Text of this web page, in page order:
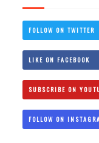
FOLLOW ON TWITTER
LIKE ON FACEBOOK
SUBSCRIBE ON
FOLLOW ON